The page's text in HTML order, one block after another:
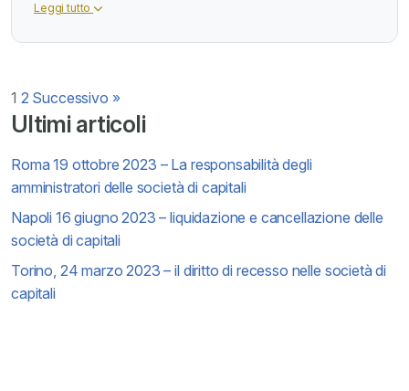
Ultimi articoli
Roma 19 ottobre 2023 – La responsabilità degli
amministratori delle società di capitali
Napoli 16 giugno 2023 – liquidazione e cancellazione delle
società di capitali
Torino, 24 marzo 2023 – il diritto di recesso nelle società di
capitali
Leggi tutto
Paginazione
degli
articoli
1 2 Successivo »